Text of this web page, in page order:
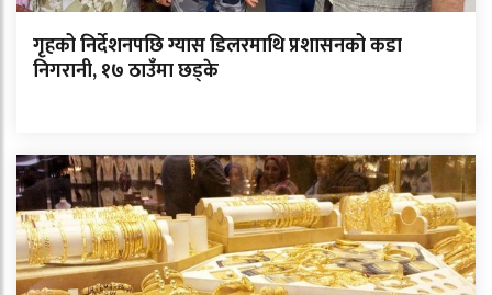
गृहको निर्देशनपछि ग्यास डिलरमाथि प्रशासनको कडा
निगरानी, १७ ठाउँमा छड्के